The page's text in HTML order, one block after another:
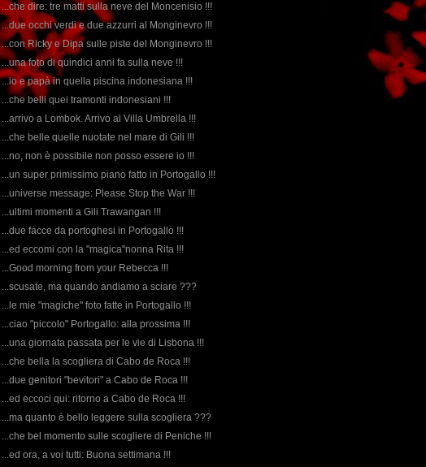
...che dire: tre matti sulla neve del Moncenisio !!!
...due occhi verdi e due azzurri al Monginevro !!!
...con Ricky e Dipa sulle piste del Monginevro !!!
...una foto di quindici anni fa sulla neve !!!
...io e papà in quella piscina indonesiana !!!
...che belli quei tramonti indonesiani !!!
...arrivo a Lombok. Arrivo al Villa Umbrella !!!
...che belle quelle nuotate nel mare di Gili !!!
...no, non è possibile non posso essere io !!!
...un super primissimo piano fatto in Portogallo !!!
...universe message: Please Stop the War !!!
...ultimi momenti a Gili Trawangan !!!
...due facce da portoghesi in Portogallo !!!
...ed eccomi con la "magica"nonna Rita !!!
...Good morning from your Rebecca !!!
...scusate, ma quando andiamo a sciare ???
...le mie "magiche" foto fatte in Portogallo !!!
...ciao "piccolo" Portogallo: alla prossima !!!
...una giornata passata per le vie di Lisbona !!!
...che bella la scogliera di Cabo de Roca !!!
...due genitori "bevitori" a Cabo de Roca !!!
...ed eccoci qui: ritorno a Cabo de Roca !!!
...ma quanto è bello leggere sulla scogliera ???
...che bel momento sulle scogliere di Peniche !!!
...ed ora, a voi tutti: Buona settimana !!!